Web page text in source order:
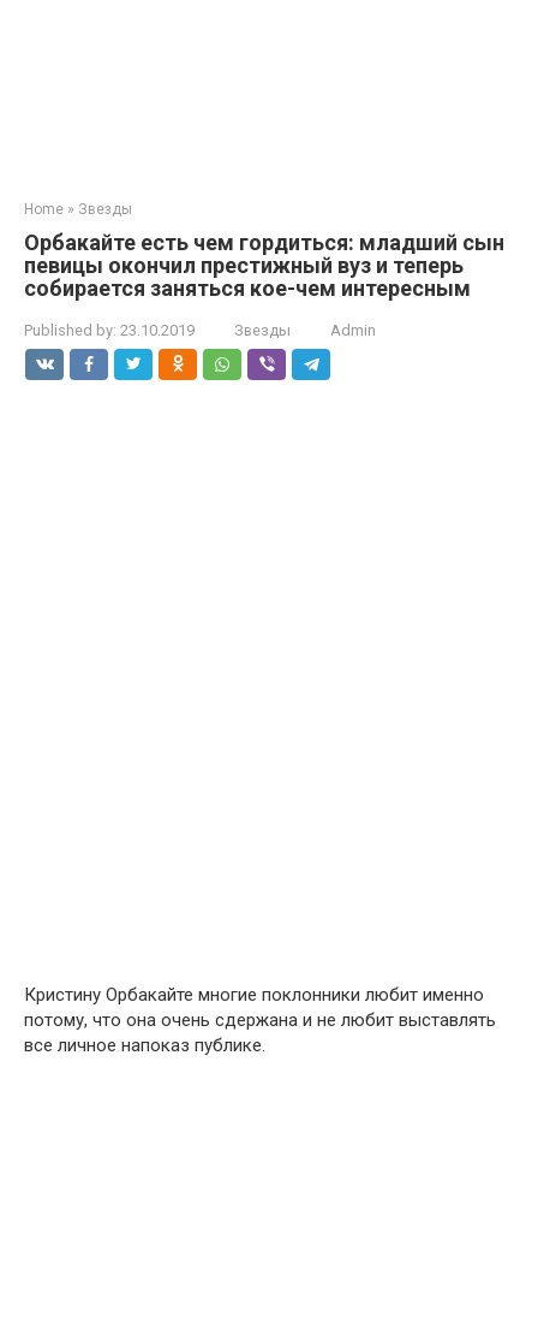
Home » Звезды
Орбакайте есть чем гордиться: младший сын
певицы окончил престижный вуз и теперь
собирается заняться кое-чем интересным
Published by: 23.10.2019 Звезды Admin
Кристину Орбакайте многие поклонники любит именно
потому, что она очень сдержана и не любит выставлять
все личное напоказ публике.